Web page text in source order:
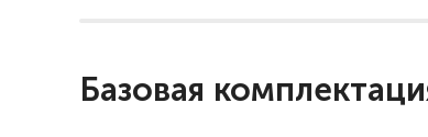
Базовая